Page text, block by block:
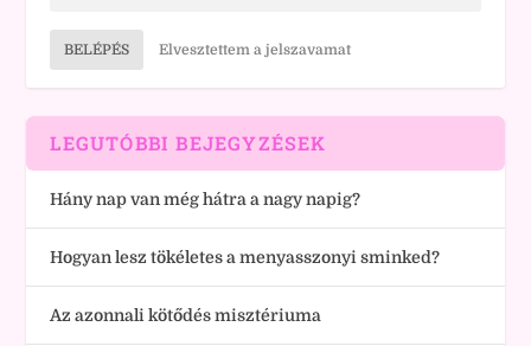
BELÉPÉS Elvesztettem a jelszavamat
LEGUTÓBBI BEJEGYZÉSEK
Hány nap van még hátra a nagy napig?
Hogyan lesz tökéletes a menyasszonyi sminked?
Az azonnali kötődés misztériuma